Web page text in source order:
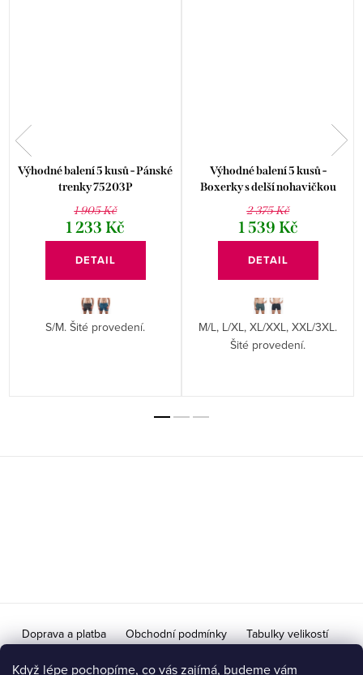
Když lépe pochopíme, co vás zajímá, budeme vám
Výhodné balení 5 kusů - Pánské
trenky 75203P
1 905 Kč
1 233 Kč
DETAIL
S/M. Šité provedení.
Výhodné balení 5 kusů -
Boxerky s delší nohavičkou
74179P
2 375 Kč
1 539 Kč
DETAIL
M/L, L/XL, XL/XXL, XXL/3XL.
Šité provedení.
Doprava a platba Obchodní podmínky Tabulky velikostí
Doprava na Slovensko / Výměna vrácení zboží pro SR